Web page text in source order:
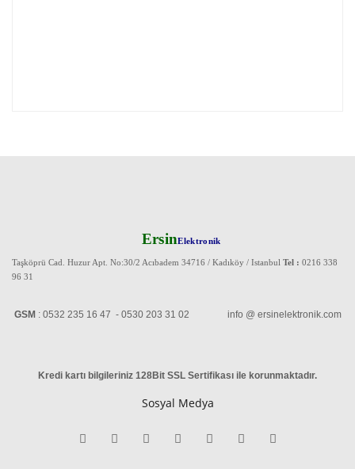
ErsinElektronik
Taşköprü Cad. Huzur Apt. No:30/2 Acıbadem 34716 / Kadıköy / Istanbul Tel : 0216 338
96 31
GSM : 0532 235 16 47 - 0530 203 31 02 info @ ersinelektronik.com
Kredi kartı bilgileriniz 128Bit SSL Sertifikası ile korunmaktadır.
Sosyal Medya